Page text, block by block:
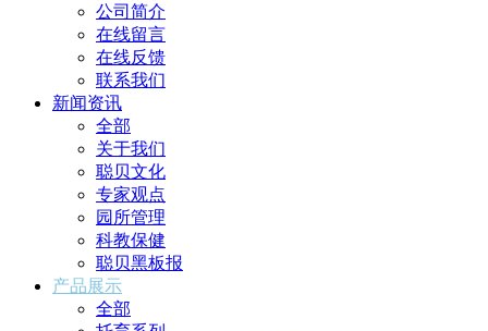
公司简介
在线留言
在线反馈
联系我们
新闻资讯
全部
关于我们
聪贝文化
专家观点
园所管理
科教保健
聪贝黑板报
产品展示
全部